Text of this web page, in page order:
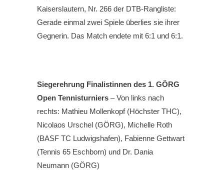
Kaiserslautern, Nr. 266 der DTB-Rangliste:
Gerade einmal zwei Spiele überlies sie ihrer
Gegnerin. Das Match endete mit 6:1 und 6:1.
Siegerehrung Finalistinnen des 1. GÖRG
Open Tennisturniers – Von links nach
rechts: Mathieu Mollenkopf (Höchster THC),
Nicolaos Urschel (GÖRG), Michelle Roth
(BASF TC Ludwigshafen), Fabienne Gettwart
(Tennis 65 Eschborn) und Dr. Dania
Neumann (GÖRG)